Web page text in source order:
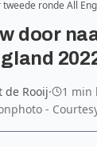
ronde All
door
de Rooij· 1 min
-